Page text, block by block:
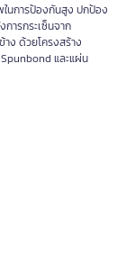
ในการป้องกันสูง ปกป้อง
ารกระเซ็นจาก
ง ด้วยโครงสร้าง
และแผ่น